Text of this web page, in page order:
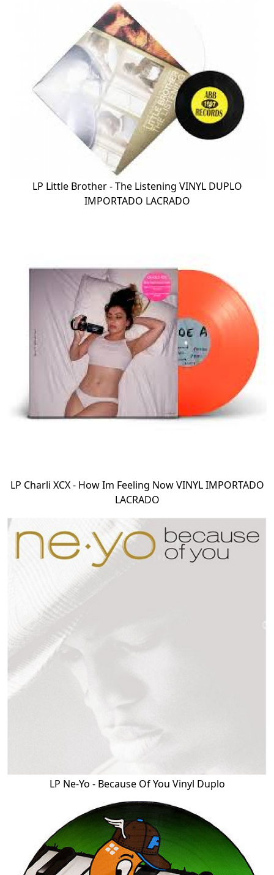
LP Little Brother - The Listening VINYL DUPLO
IMPORTADO LACRADO
LP Charli XCX - How Im Feeling Now VINYL IMPORTADO
LACRADO
LP Ne-Yo - Because Of You Vinyl Duplo